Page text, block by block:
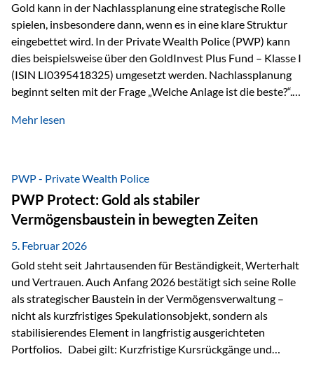
Gold kann in der Nachlassplanung eine strategische Rolle
spielen, insbesondere dann, wenn es in eine klare Struktur
eingebettet wird. In der Private Wealth Police (PWP) kann
dies beispielsweise über den GoldInvest Plus Fund – Klasse I
(ISIN LI0395418325) umgesetzt werden. Nachlassplanung
beginnt selten mit der Frage „Welche Anlage ist die beste?“.
was bekommen – wann – und in welcher Struktur?Und vor
bei größeren Vermögen ist das entscheidend.
Mehr lesen
PWP - Private Wealth Police
PWP Protect: Gold als stabiler
Vermögensbaustein in bewegten Zeiten
5. Februar 2026
Gold steht seit Jahrtausenden für Beständigkeit, Werterhalt
und Vertrauen. Auch Anfang 2026 bestätigt sich seine Rolle
als strategischer Baustein in der Vermögensverwaltung –
nicht als kurzfristiges Spekulationsobjekt, sondern als
stabilisierendes Element in langfristig ausgerichteten
Portfolios. Dabei gilt: Kurzfristige Kursrückgänge und